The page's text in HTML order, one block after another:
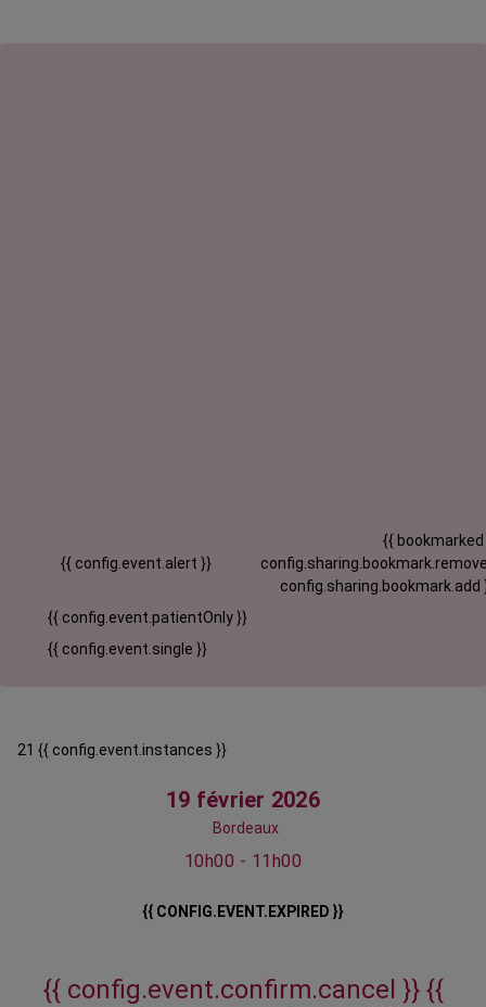
{{ config.event.alert }}
{{ bookmarked
config.sharing.bookmark.add
{{ config.event.patientOnly }}
{{ config.event.single }}
21 {{ config.event.instances }}
19 février 2026
Bordeaux
10h00 - 11h00
{{ CONFIG.EVENT.EXPIRED }}
{{ config.event.confirm.cancel }} {{